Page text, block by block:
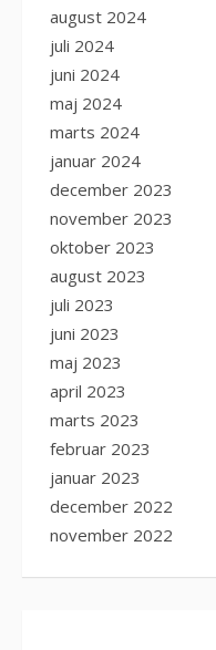
august 2024
juli 2024
juni 2024
maj 2024
marts 2024
januar 2024
december 2023
november 2023
oktober 2023
august 2023
juli 2023
juni 2023
maj 2023
april 2023
marts 2023
februar 2023
januar 2023
december 2022
november 2022